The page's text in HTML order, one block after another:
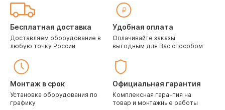
Бесплатная доставка
Доставляем оборудование в
любую точку России
Удобная оплата
Оплачивайте заказы
выгодным для Вас способом
Монтаж в срок
Установка оборудования по
графику
Официальная гарантия
Комплексная гарантия на
товар и монтажные работы